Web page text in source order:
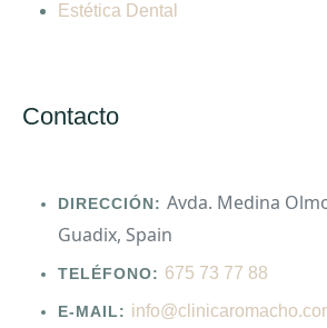
Estética Dental
Contacto
DIRECCIÓN: Avda. Medina
Guadix, Spain
TELÉFONO: 675 73 77 88
E-MAIL: